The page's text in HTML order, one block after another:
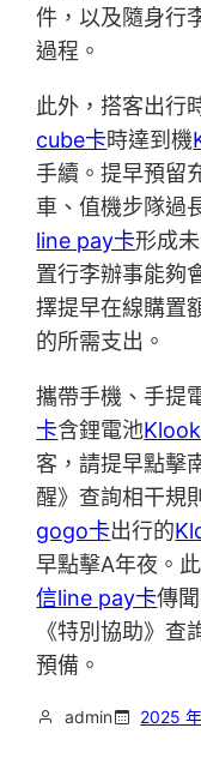
件，以及隨身行
過程。
此外，搭客出行
cube卡時達到機
手續。提早預留
車、值機步隊過
line pay卡形成
置行李辦事能夠
擇提早在線購置
的所需支出。
攜帶手機、手提
卡含鋰電池
客，請提早點擊
醒》查詢相干規
gogo卡出行的
早點擊A年夜。
信line pay卡傳
《特別協助》
預備。
admin 2025